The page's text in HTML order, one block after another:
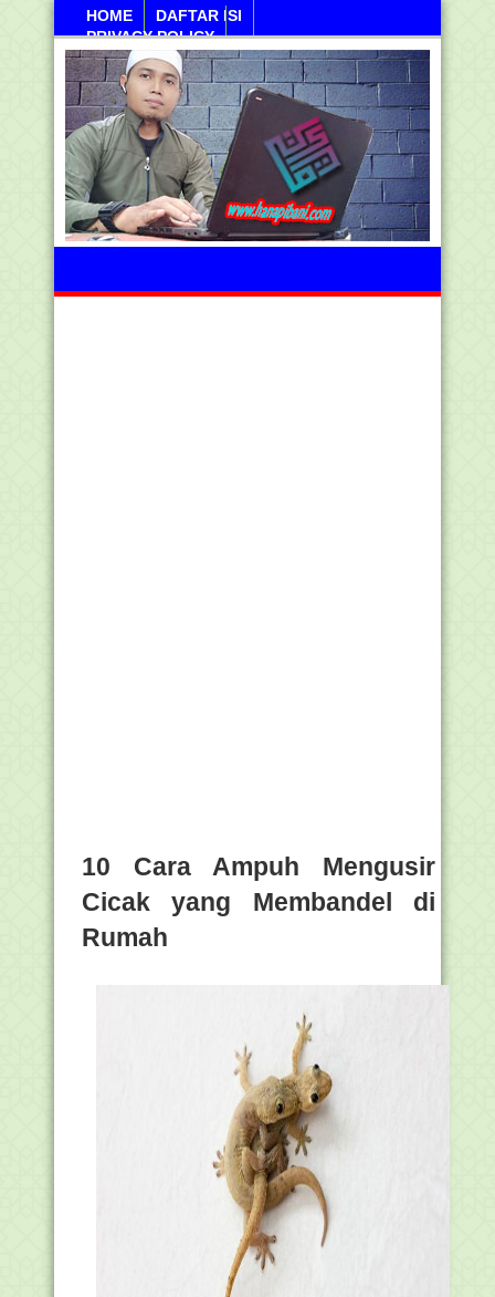
HOME
DAFTAR ISI
PRIVACY POLICY
Sabtu, 08 Agustus 2026
10 Cara Ampuh Mengusir
Cicak yang Membandel di
Rumah